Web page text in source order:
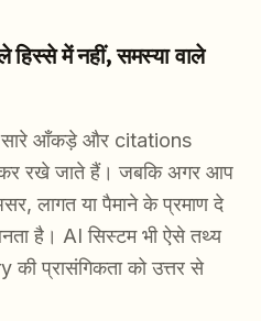
हिस्से में नहीं, समस्या वाले
सारे आँकड़े और citations
रखे जाते हैं। जबकि अगर आप
लागत या पैमाने के प्रमाण दे
है। AI सिस्टम भी ऐसे तथ्य
की प्रासंगिकता को उत्तर से